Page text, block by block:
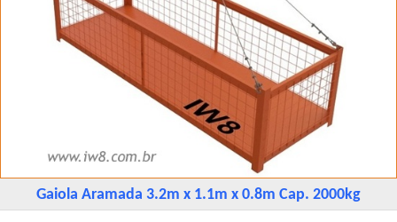
Gaiola Aramada 3.2m x 1.1m x 0.8m Cap. 2000kg